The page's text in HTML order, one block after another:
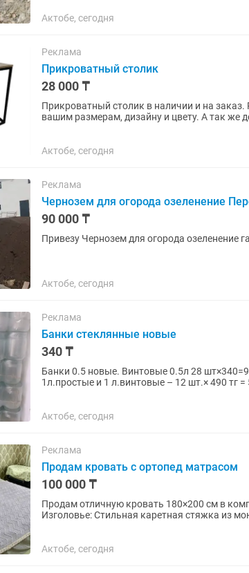
Актобе, сегодня
Реклама
Прикроватный столик
28 000 ₸
Прикроватный столик в наличии и на
вашим размерам, дизайну и цвету. А так же
Актобе, сегодня
Реклама
Чернозем для огорода озеленение
90 000 ₸
Привезу Чернозем для огорода озеленение
Актобе, сегодня
Реклама
Банки стеклянные новые
340 ₸
Банки 0.5 новые. Винтовые 0.5л 28
1л.простые и 1 л.винтовые – 12 шт.× 490 тг =
Актобе, сегодня
Реклама
Продам кровать с ортопед матрасом
100 000 ₸
Продам отличную кровать 180×200 см в
Изголовье: Стильная каретная стяжка из
Актобе, сегодня